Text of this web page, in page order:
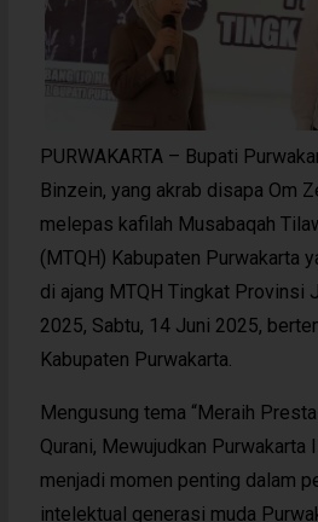
PURWAKARTA – Bupati
Binzein, yang akrab disapa Om
melepas kafilah Musabaqah
(MTQH) Kabupaten Purwakarta
di ajang MTQH Tingkat Provinsi
2025, Sabtu, 14 Juni 2025,
Kabupaten Purwakarta.
Mengusung tema “Meraih
Qurani, Mewujudkan Purwakarta
menjadi momen penting dalam
intelektual generasi muda